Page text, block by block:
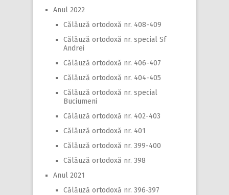
Anul 2022
Călăuză ortodoxă nr. 408-409
Călăuză ortodoxă nr. special Sf
Andrei
Călăuză ortodoxă nr. 406-407
Călăuză ortodoxă nr. 404-405
Călăuză ortodoxă nr. special
Buciumeni
Călăuză ortodoxă nr. 402-403
Călăuză ortodoxă nr. 401
Călăuză ortodoxă nr. 399-400
Călăuză ortodoxă nr. 398
Anul 2021
Călăuză ortodoxă nr. 396-397